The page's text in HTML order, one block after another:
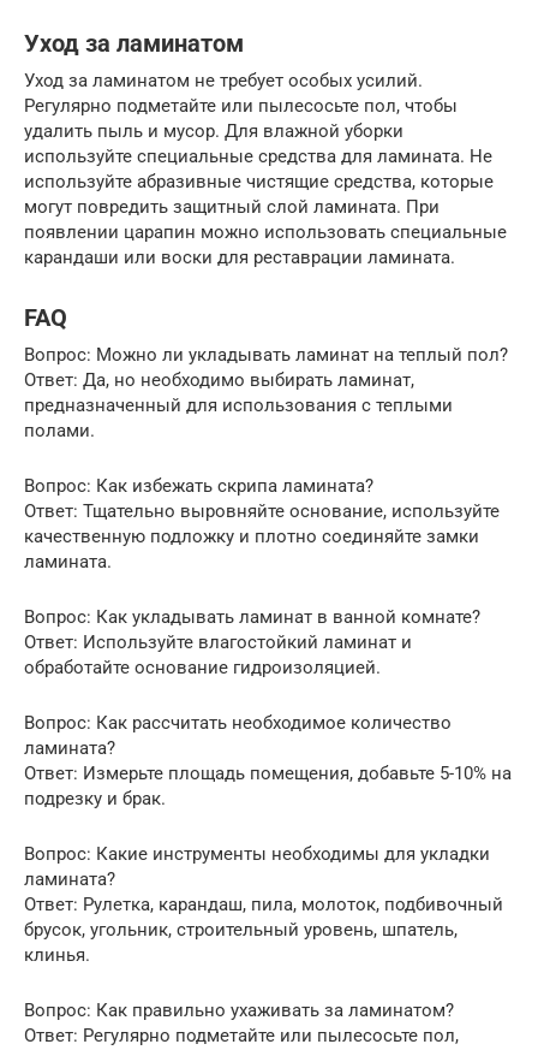
Уход за ламинатом
Уход за ламинатом не требует особых усилий.
Регулярно подметайте или пылесосьте пол, чтобы
удалить пыль и мусор. Для влажной уборки
используйте специальные средства для ламината. Не
используйте абразивные чистящие средства, которые
могут повредить защитный слой ламината. При
появлении царапин можно использовать специальные
карандаши или воски для реставрации ламината.
FAQ
Вопрос: Можно ли укладывать ламинат на теплый пол?
Ответ: Да, но необходимо выбирать ламинат,
предназначенный для использования с теплыми
полами.
Вопрос: Как избежать скрипа ламината?
Ответ: Тщательно выровняйте основание, используйте
качественную подложку и плотно соединяйте замки
ламината.
Вопрос: Как укладывать ламинат в ванной комнате?
Ответ: Используйте влагостойкий ламинат и
обработайте основание гидроизоляцией.
Вопрос: Как рассчитать необходимое количество
ламината?
Ответ: Измерьте площадь помещения, добавьте 5-10% на
подрезку и брак.
Вопрос: Какие инструменты необходимы для укладки
ламината?
Ответ: Рулетка, карандаш, пила, молоток, подбивочный
брусок, угольник, строительный уровень, шпатель,
клинья.
Вопрос: Как правильно ухаживать за ламинатом?
Ответ: Регулярно подметайте или пылесосьте пол,